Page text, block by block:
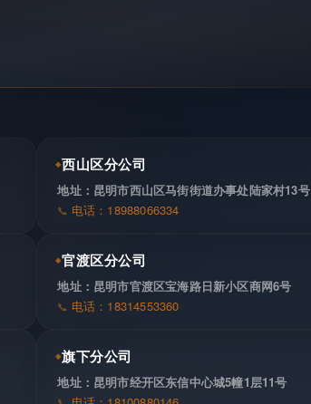
西山区分公司
地址：昆明市西山区马街街道办事处陆家村13号
电话：18988066334
官渡区分公司
地址：昆明市官渡区宝海路日新小区商网6号
电话：18314553360
旗下分公司
地址：昆明市经开区东信中心城5幢1层11号